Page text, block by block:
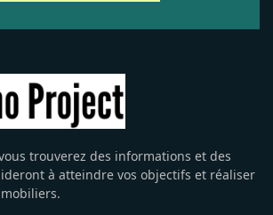
trouverez des informations et des
à atteindre vos objectifs et réaliser